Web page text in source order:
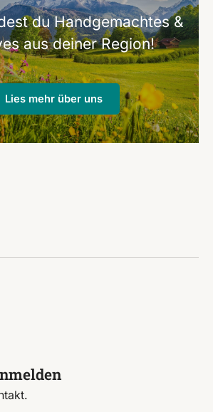
du Handgemachtes &
aus deiner Region!
Lies mehr über uns